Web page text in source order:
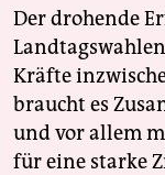
Der drohende
Kräfte
braucht es
und vor allem
für eine starke